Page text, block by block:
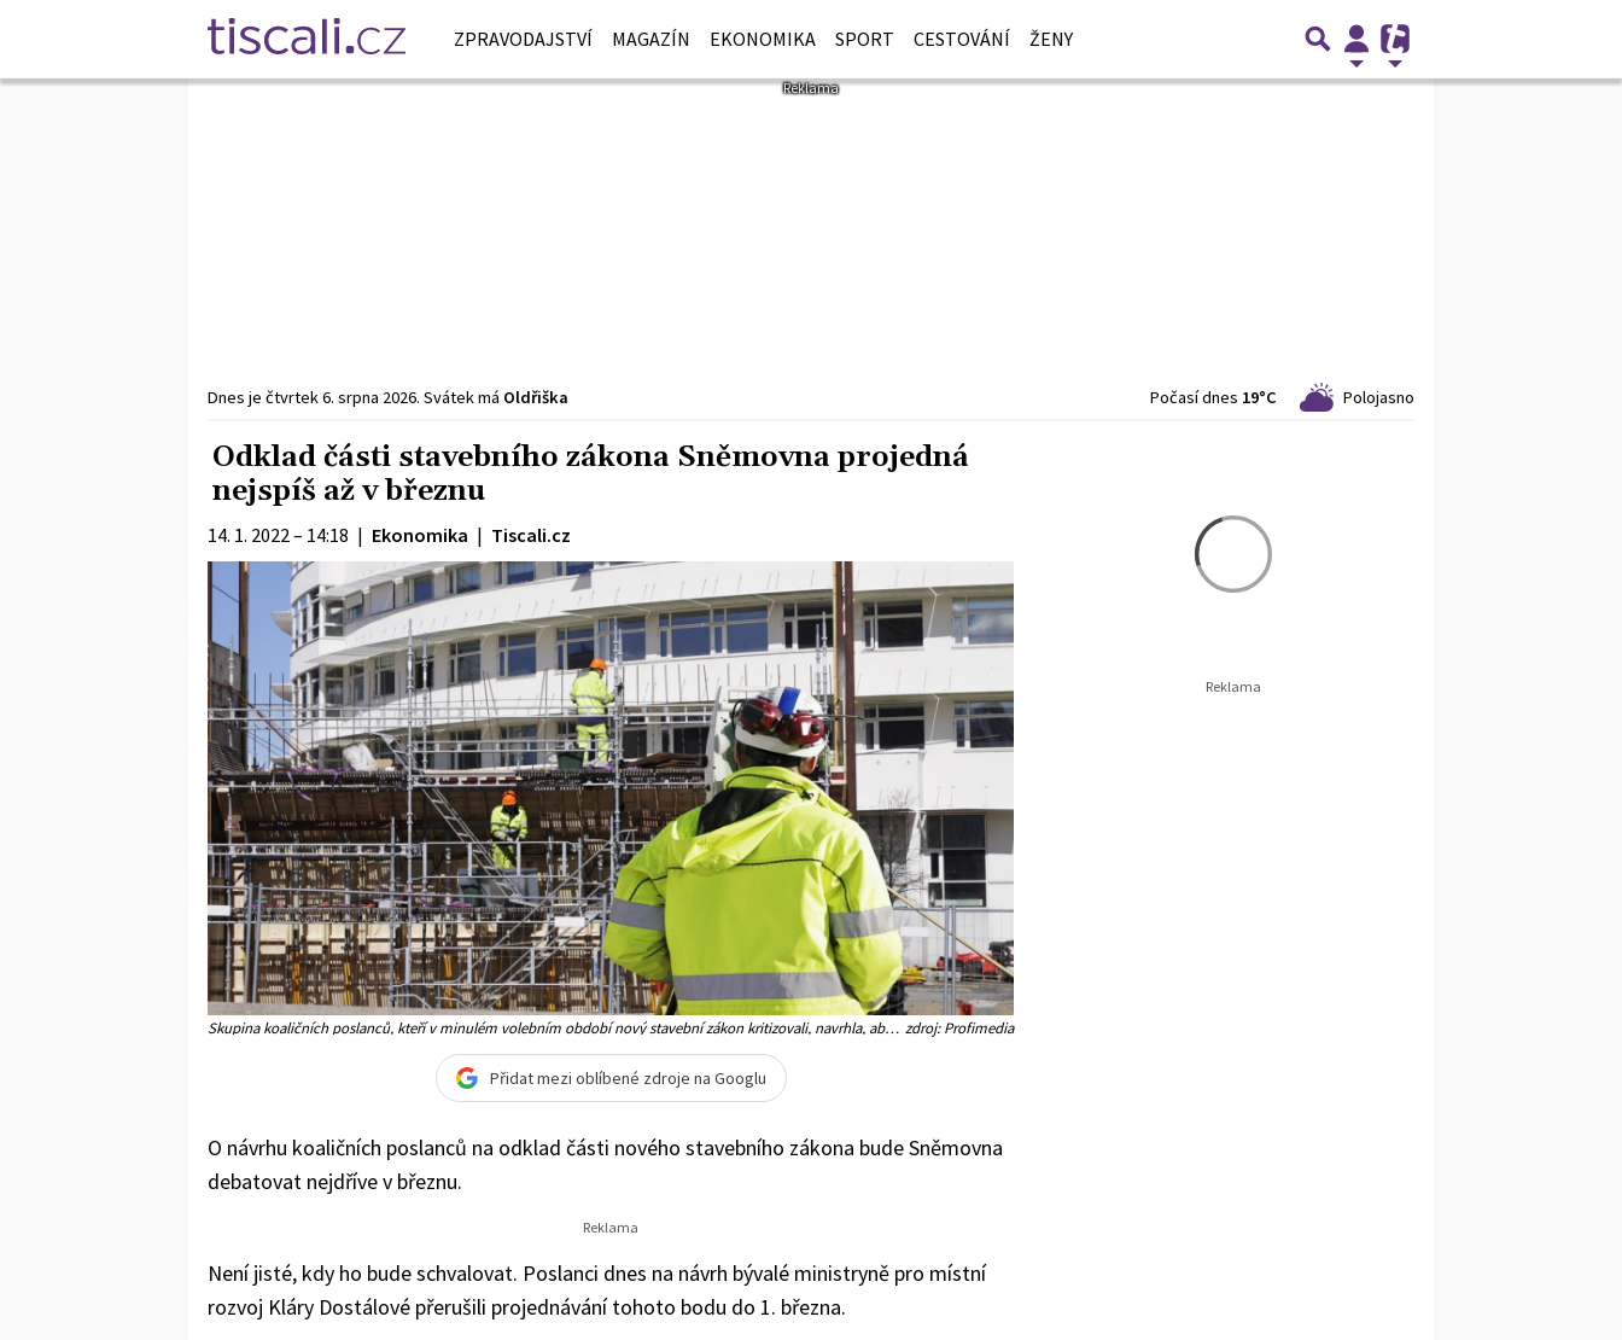
ZPRAVODAJSTVÍ MAGAZÍN EKONOMIKA SPORT CESTOVÁNÍ ŽENY
Dnes je čtvrtek6. srpna 2026. Svátek má Oldřiška Počasí dnes 19°C Polojasno
Odklad části stavebního zákona Sněmovna projedná
nejspíš až v březnu
14. 1. 2022 – 14:18 | Ekonomika | Tiscali.cz
Skupina koaličních poslanců, kteří v minulém volebním období nový stavební zákon kritizovali, navrhla, aby zdroj: Profimedia
Přidat mezi oblíbené zdroje na Googlu
O návrhu koaličních poslanců na odklad části nového stavebního zákona bude Sněmovna
debatovat nejdříve v březnu.
Není jisté, kdy ho bude schvalovat. Poslanci dnes na návrh bývalé ministryně pro místní
rozvoj Kláry Dostálové přerušili projednávání tohoto bodu do 1. března.